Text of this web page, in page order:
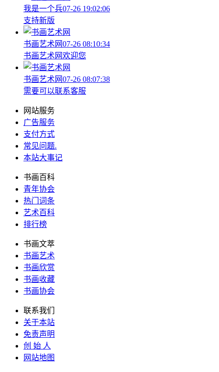
我是一个兵07-26 19:02:06
支持新版
书画艺术网07-26 08:10:34
书画艺术网欢迎您
书画艺术网07-26 08:07:38
需要可以联系客服
网站服务
广告服务
支付方式
常见问题.
本站大事记
书画百科
青年协会
热门词条
艺术百科
排行榜
书画文萃
书画艺术
书画欣赏
书画收藏
书画协会
联系我们
关于本站
免责声明
创 始 人
网站地图